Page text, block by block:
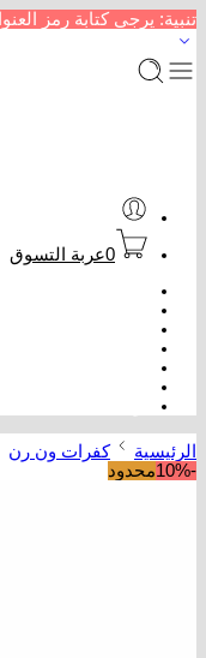
تنبية: يرجى كتابة رمز
0عربة التسوق
الرئيسية كفرات ون رن
-10%
محدود